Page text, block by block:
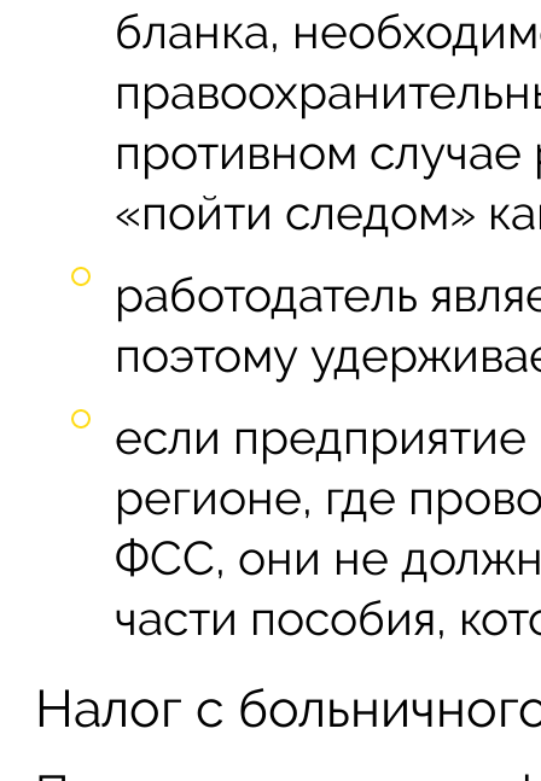
бланка,
противном случае
«пойти следом»
работодатель
поэтому
если
регионе, где
ФСС, они не
части пособия,
Налог с